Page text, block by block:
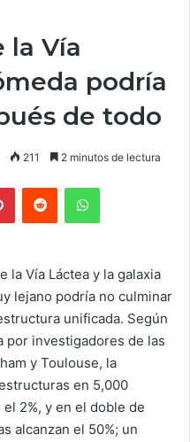
la Vía
podría
de todo
211 2 minutos de lectura
la Vía Láctea y la galaxia
lejano podría no culminar
unificada. Según
por investigadores de las
y Toulouse, la
en 5,000
2%, y en el doble de
alcanzan el 50%; un